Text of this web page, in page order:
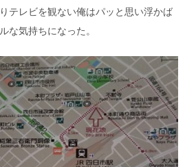
テレビを観ない俺はパッと思い浮かば
な気持ちになった。